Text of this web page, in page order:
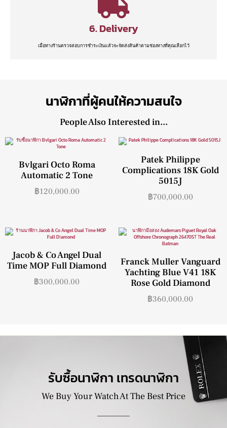
6. Delivery
เมื่อทางร้านตรวจสอบการชำระเงินแล้วจะจัดส่งสินค้าตามช่องทางที่คุณเลือกไว้
นาฬิกาที่ผู้คนให้ความสนใจ
People Also Interested in...
Bvlgari Octo Roma
Automatic 2 Tone
฿120,000.00
Patek Philippe
Complications 18K Gold
5015J
฿700,000.00
Jacob & Co Angel Dual
Time MOP Full Diamond
฿300,000.00
Franck Muller Vanguard
Yachting Blue V41 18K
Rose Gold Diamond
฿360,000.00
รับซื้อนาฬิกา เทรดนาฬิกา
We Buy Your Watch At The Best Price